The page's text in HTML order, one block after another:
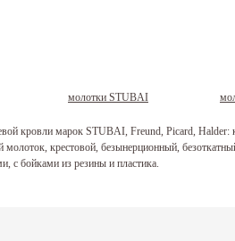
молотки STUBAI
кровли марок STUBAI, Freund, Picard, Halder:
крестовой, безынерционный,
с бойками из резины и пластика.